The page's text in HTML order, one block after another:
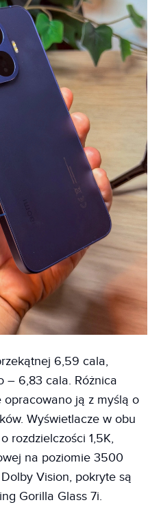
6,59 cala,
– 6,83 cala. Różnica
ją z myślą o
Wyświetlacze w obu
rozdzielczości 1,5K,
na poziomie 3500
Vision, pokryte są
Gorilla Glass 7i.